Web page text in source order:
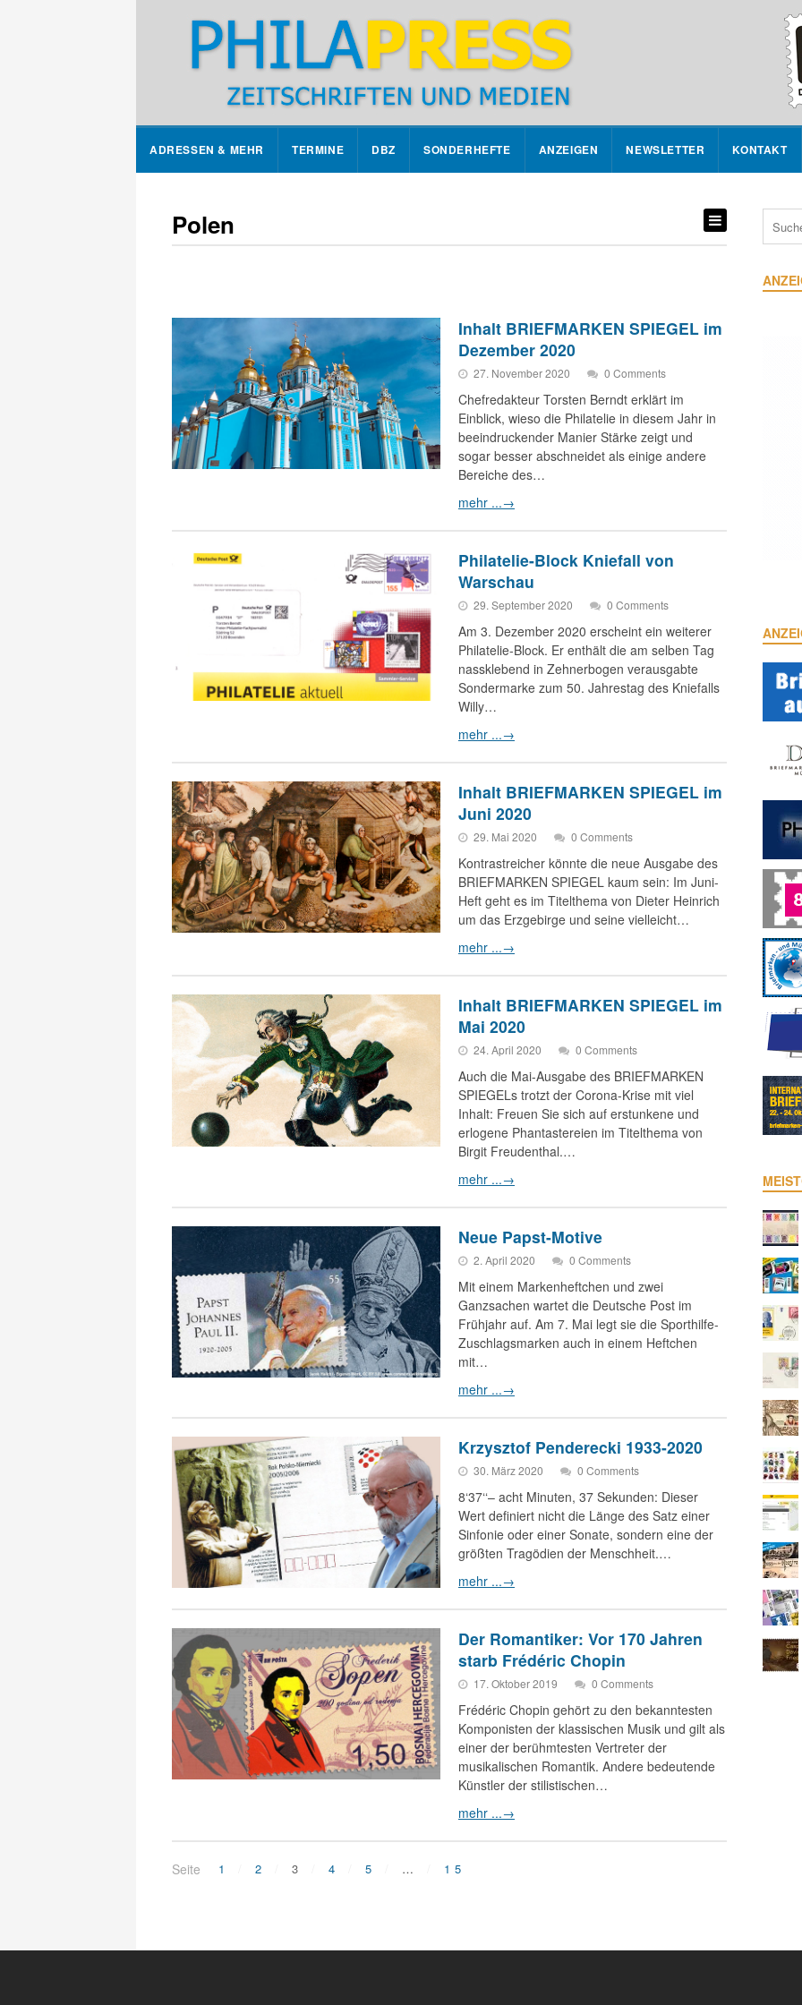
ADRESSEN & MEHR TERMINE DBZ SONDERHEFTE ANZEIGEN NEWSLETTER KONTAKT
Polen
Inhalt BRIEFMARKEN SPIEGEL im
Dezember 2020
27. November 2020 0 Comments
Chefredakteur Torsten Berndt erklärt im
Einblick, wieso die Philatelie in diesem Jahr in
beeindruckender Manier Stärke zeigt und
sogar besser abschneidet als einige andere
Bereiche des…
mehr ...→
Philatelie-Block Kniefall von
Warschau
29. September 2020 0 Comments
Am 3. Dezember 2020 erscheint ein weiterer
Philatelie-Block. Er enthält die am selben Tag
nassklebend in Zehnerbogen verausgabte
Sondermarke zum 50. Jahrestag des Kniefalls
Willy…
mehr ...→
Inhalt BRIEFMARKEN SPIEGEL im
Juni 2020
29. Mai 2020 0 Comments
Kontrastreicher könnte die neue Ausgabe des
BRIEFMARKEN SPIEGEL kaum sein: Im Juni-
Heft geht es im Titelthema von Dieter Heinrich
um das Erzgebirge und seine vielleicht…
mehr ...→
Inhalt BRIEFMARKEN SPIEGEL im
Mai 2020
24. April 2020 0 Comments
Auch die Mai-Ausgabe des BRIEFMARKEN
SPIEGELs trotzt der Corona-Krise mit viel
Inhalt: Freuen Sie sich auf erstunkene und
erlogene Phantastereien im Titelthema von
Birgit Freudenthal.…
mehr ...→
Neue Papst-Motive
2. April 2020 0 Comments
Mit einem Markenheftchen und zwei
Ganzsachen wartet die Deutsche Post im
Frühjahr auf. Am 7. Mai legt sie die Sporthilfe-
Zuschlagsmarken auch in einem Heftchen
mit…
mehr ...→
Krzysztof Penderecki 1933-2020
30. März 2020 0 Comments
8‘37‘‘– acht Minuten, 37 Sekunden: Dieser
Wert definiert nicht die Länge des Satz einer
Sinfonie oder einer Sonate, sondern eine der
größten Tragödien der Menschheit.…
mehr ...→
Der Romantiker: Vor 170 Jahren
starb Frédéric Chopin
17. Oktober 2019 0 Comments
Frédéric Chopin gehört zu den bekanntesten
Komponisten der klassischen Musik und gilt als
einer der berühmtesten Vertreter der
musikalischen Romantik. Andere bedeutende
Künstler der stilistischen…
mehr ...→
Seite 1 2 3 4 5 … 15